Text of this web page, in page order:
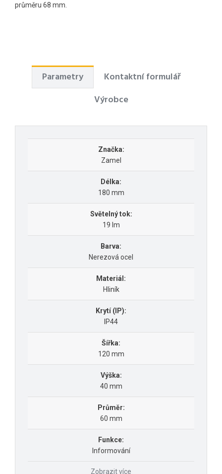
průměru 68 mm.
Parametry
Kontaktní formulář
Výrobce
Značka:
Zamel
Délka:
180 mm
Světelný tok:
19 lm
Barva:
Nerezová ocel
Materiál:
Hliník
Krytí (IP):
IP44
Šířka:
120 mm
Výška:
40 mm
Průměr:
60 mm
Funkce:
Informování
Zobrazit více